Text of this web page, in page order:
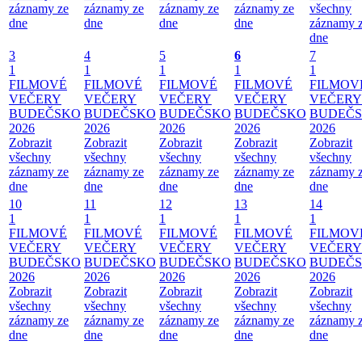
záznamy ze
dne
záznamy ze
dne
záznamy ze
dne
záznamy ze
dne
všechny
záznamy
dne
3
1
FILMOVÉ
VEČERY
BUDEČSKO
2026
Zobrazit
všechny
záznamy ze
dne
4
1
FILMOVÉ
VEČERY
BUDEČSKO
2026
Zobrazit
všechny
záznamy ze
dne
5
1
FILMOVÉ
VEČERY
BUDEČSKO
2026
Zobrazit
všechny
záznamy ze
dne
6
1
FILMOVÉ
VEČERY
BUDEČSKO
2026
Zobrazit
všechny
záznamy ze
dne
7
1
VEČERY
2026
Zobrazit
všechny
záznamy
dne
10
1
FILMOVÉ
VEČERY
BUDEČSKO
2026
Zobrazit
všechny
záznamy ze
dne
11
1
FILMOVÉ
VEČERY
BUDEČSKO
2026
Zobrazit
všechny
záznamy ze
dne
12
1
FILMOVÉ
VEČERY
BUDEČSKO
2026
Zobrazit
všechny
záznamy ze
dne
13
1
FILMOVÉ
VEČERY
BUDEČSKO
2026
Zobrazit
všechny
záznamy ze
dne
14
1
VEČERY
2026
Zobrazit
všechny
záznamy
dne